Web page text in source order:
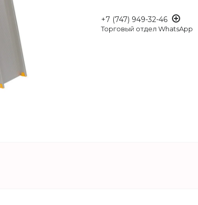
+7 (747) 949-32-46
Торговый отдел WhatsApp